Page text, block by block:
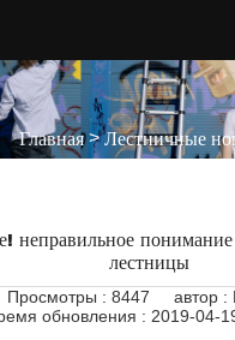
Главная>Лестничные
неправильное понимание
лестницы
Просмотры : 8447
автор :
обновления : 2019-04-